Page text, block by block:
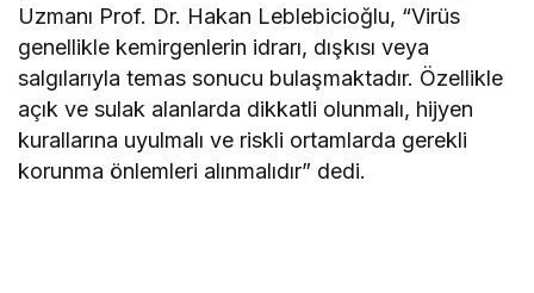
Uzmanı Prof. Dr. Hakan Leblebicioğlu, “Virüs
genellikle kemirgenlerin idrarı, dışkısı veya
salgılarıyla temas sonucu bulaşmaktadır. Özellikle
açık ve sulak alanlarda dikkatli olunmalı, hijyen
kurallarına uyulmalı ve riskli ortamlarda gerekli
korunma önlemleri alınmalıdır” dedi.